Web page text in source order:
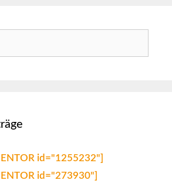
id="1255232"]
id="273930"]